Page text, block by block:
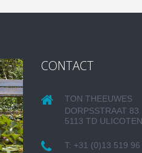
CONTACT
TON THEEUWES
DORPSSTRAAT 83
5113 TD ULICOTEN
T: +31 (0)13 519 96